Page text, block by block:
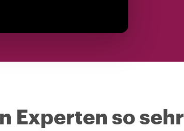
Experten so sehr